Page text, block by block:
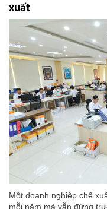
xuất
Một doanh nghiệp chế
mỗi năm mà vẫn đứng